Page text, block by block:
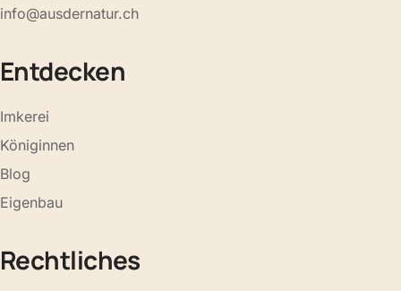
info@ausdernatur.ch
Entdecken
Imkerei
Königinnen
Blog
Eigenbau
Rechtliches